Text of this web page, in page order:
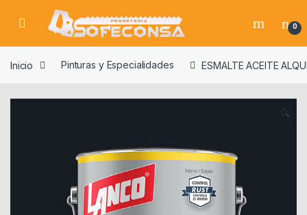
Skip to navigation
Skip to content
0
Inicio Pinturas y Especialidades ESMALTE ACEITE
🔍